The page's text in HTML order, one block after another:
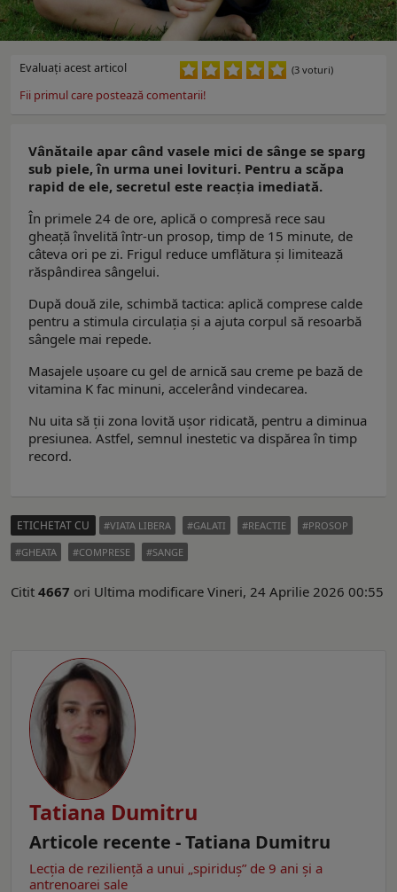
Evaluaţi acest articol (3 voturi)
Fii primul care postează comentarii!
Vânătaile apar când vasele mici de sânge se sparg
sub piele, în urma unei lovituri. Pentru a scăpa
rapid de ele, secretul este reacția imediată.
În primele 24 de ore, aplică o compresă rece sau
gheață învelită într-un prosop, timp de 15 minute, de
câteva ori pe zi. Frigul reduce umflătura și limitează
răspândirea sângelui.
După două zile, schimbă tactica: aplică comprese calde
pentru a stimula circulația și a ajuta corpul să resoarbă
sângele mai repede.
Masajele ușoare cu gel de arnică sau creme pe bază de
vitamina K fac minuni, accelerând vindecarea.
Nu uita să ții zona lovită ușor ridicată, pentru a diminua
presiunea. Astfel, semnul inestetic va dispărea în timp
record.
ETICHETAT CU VIATA LIBERA GALATI REACTIE
PROSOP
GHEATA
COMPRESE SANGE
Citit 4667 ori Ultima modificare Vineri, 24 Aprilie 2026 00:55
Tatiana Dumitru
Articole recente - Tatiana Dumitru
Lecția de reziliență a unui „spiriduș” de 9 ani și a
antrenoarei sale